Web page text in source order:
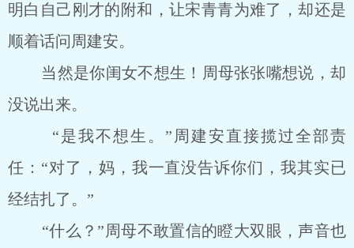
明白自己刚才的附和，让宋青青为难了，却还是
顺着话问周建安。
当然是你闺女不想生！周母张张嘴想说，却
没说出来。
“是我不想生。”周建安直接揽过全部责
任：“对了，妈，我一直没告诉你们，我其实已
经结扎了。”
“什么？”周母不敢置信的瞪大双眼，声音也